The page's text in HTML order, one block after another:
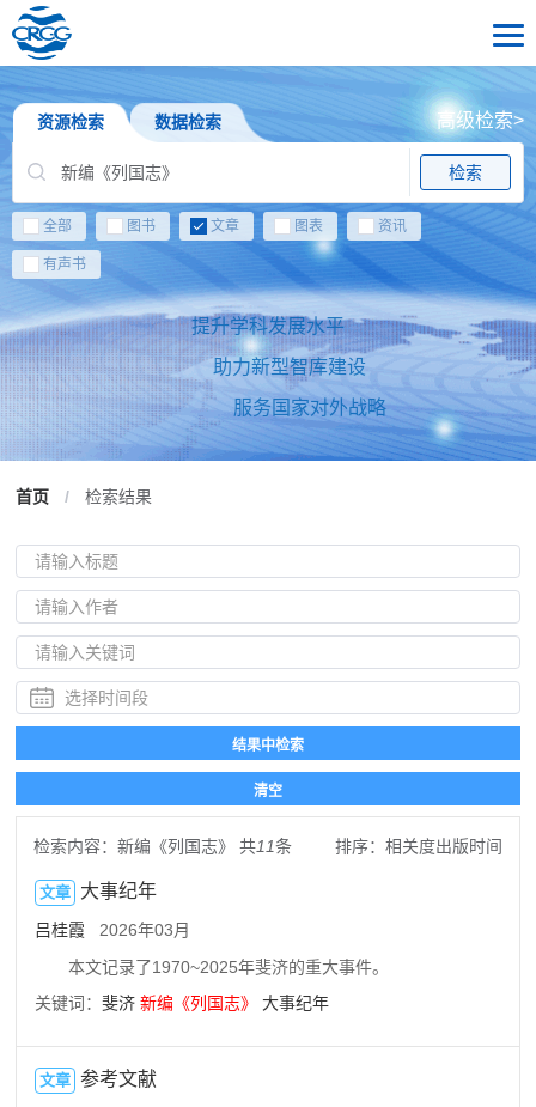
资源检索 数据检索
检索
高级检索>
全部 图书 文章 图表 资讯
有声书
提升学科发展水平
助力新型智库建设
服务国家对外战略
首页 / 检索结果
检索内容：新编《列国志》 共11条 排序： 相关度出版时间
文章 大事纪年
吕桂霞
2026年03月
本文记录了1970~2025年斐济的重大事件。
关键词：斐济 新编 《列国志》 大事纪年
文章 参考文献